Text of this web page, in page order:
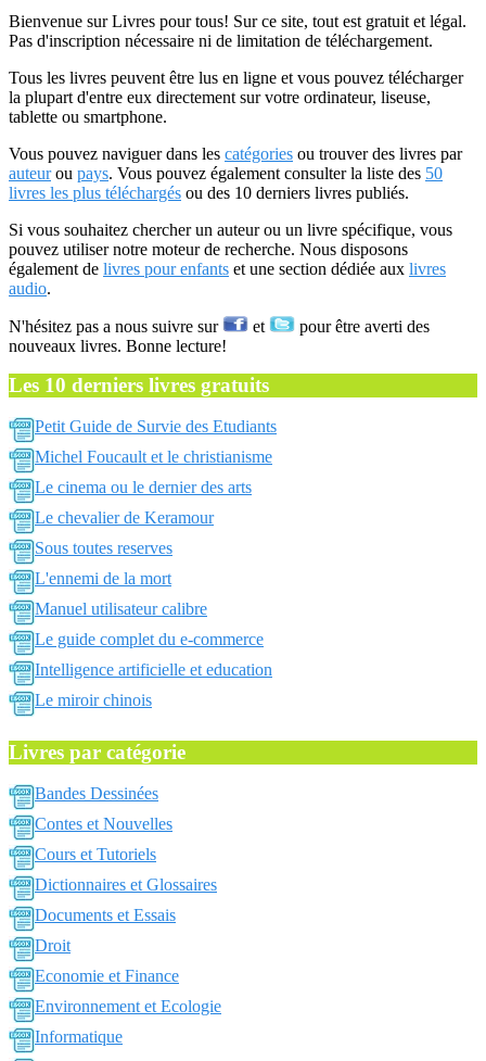
Bienvenue sur Livres pour tous! Sur ce site, tout est gratuit et légal.
Pas d'inscription nécessaire ni de limitation de téléchargement.
Tous les livres peuvent être lus en ligne et vous pouvez télécharger
la plupart d'entre eux directement sur votre ordinateur, liseuse,
tablette ou smartphone.
Vous pouvez naviguer dans les catégories ou trouver des livres par
auteurou pays. Vous pouvez également consulter la liste des 50
livres les plus téléchargés ou des 10 derniers livres publiés.
Si vous souhaitez chercher un auteur ou un livre spécifique, vous
pouvez utiliser notre moteur de recherche. Nous disposons
également de livres pour enfants et une section dédiée aux livres
audio.
N'hésitez pas a nous suivre sur et
pour être averti des
nouveaux livres. Bonne lecture!
Les 10 derniers livres gratuits
Petit Guide de Survie des Etudiants
Michel Foucault et le christianisme
Le cinema ou le dernier des arts
Le chevalier de Keramour
Sous toutes reserves
L'ennemi de la mort
Manuel utilisateur calibre
Le guide complet du e-commerce
Intelligence artificielle et education
Le miroir chinois
Livres par catégorie
Bandes Dessinées
Contes et Nouvelles
Cours et Tutoriels
Dictionnaires et Glossaires
Documents et Essais
Droit
Economie et Finance
Environnement et Ecologie
Informatique